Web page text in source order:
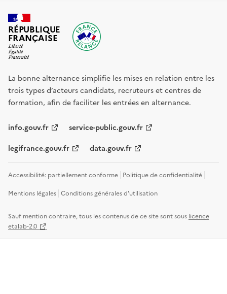
RÉPUBLIQUE
FRANÇAISE
La bonne alternance simplifie les mises en relation entre les
trois types d’acteurs candidats, recruteurs et centres de
formation, afin de faciliter les entrées en alternance.
info.gouv.fr service-public.gouv.fr
legifrance.gouv.fr data.gouv.fr
Accessibilité: partiellement conforme Politique de confidentialité
Mentions légales Conditions générales d'utilisation
Sauf mention contraire, tous les contenus de ce site sont sous licence
etalab-2.0